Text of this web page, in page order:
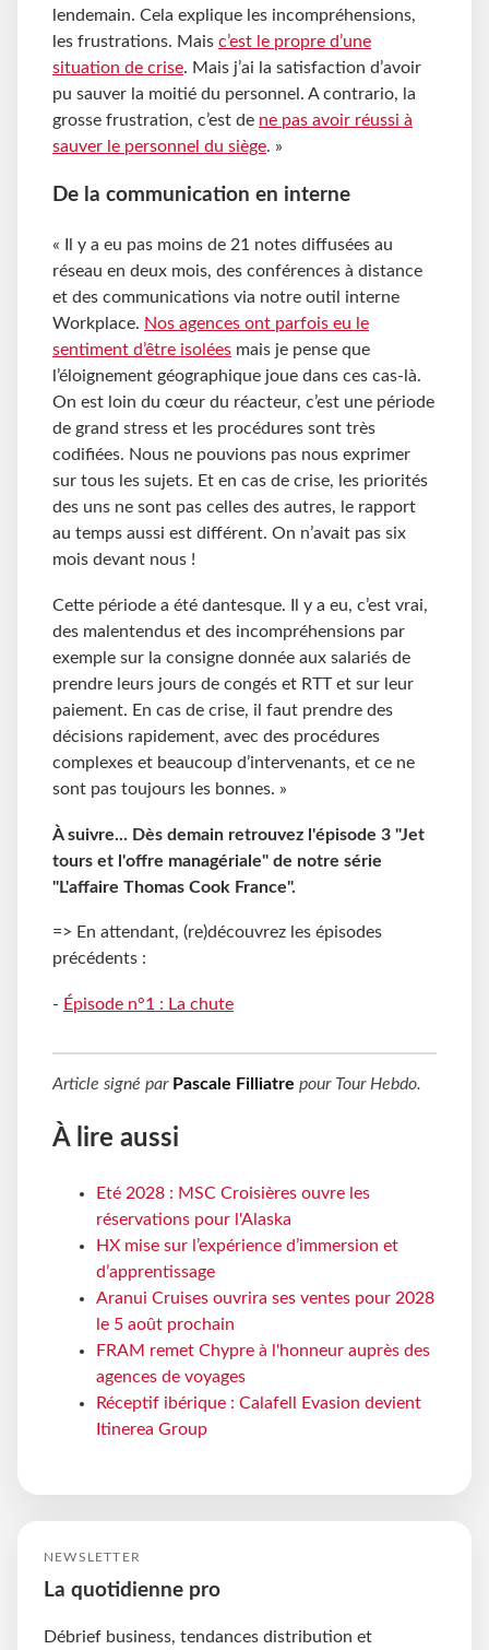
lendemain. Cela explique les incompréhensions,
les frustrations. Mais c’est le propre d’une
situation de crise. Mais j’ai la satisfaction d’avoir
pu sauver la moitié du personnel. A contrario, la
grosse frustration, c’est de ne pas avoir réussi à
sauver le personnel du siège. »
De la communication en interne
« Il y a eu pas moins de 21 notes diffusées au
réseau en deux mois, des conférences à distance
et des communications via notre outil interne
Workplace. Nos agences ont parfois eu le
sentiment d’être isolées mais je pense que
l’éloignement géographique joue dans ces cas-là.
On est loin du cœur du réacteur, c’est une période
de grand stress et les procédures sont très
codifiées. Nous ne pouvions pas nous exprimer
sur tous les sujets. Et en cas de crise, les priorités
des uns ne sont pas celles des autres, le rapport
au temps aussi est différent. On n’avait pas six
mois devant nous !
Cette période a été dantesque. Il y a eu, c’est vrai,
des malentendus et des incompréhensions par
exemple sur la consigne donnée aux salariés de
prendre leurs jours de congés et RTT et sur leur
paiement. En cas de crise, il faut prendre des
décisions rapidement, avec des procédures
complexes et beaucoup d’intervenants, et ce ne
sont pas toujours les bonnes. »
À suivre... Dès demain retrouvez l'épisode 3 "Jet
tours et l'offre managériale" de notre série
"L'affaire Thomas Cook France".
=> En attendant, (re)découvrez les épisodes
précédents :
- Épisode n°1 : La chute
Article signé par Pascale Filliatre pour Tour Hebdo.
À lire aussi
Eté 2028 : MSC Croisières ouvre les
réservations pour l'Alaska
HX mise sur l’expérience d’immersion et
d’apprentissage
Aranui Cruises ouvrira ses ventes pour 2028
le 5 août prochain
FRAM remet Chypre à l'honneur auprès des
agences de voyages
Réceptif ibérique : Calafell Evasion devient
Itinerea Group
NEWSLETTER
La quotidienne pro
Débrief business, tendances distribution et